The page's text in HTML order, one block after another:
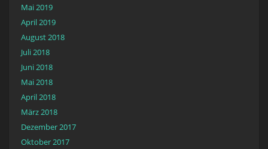
Mai 2019
April 2019
August 2018
Juli 2018
Juni 2018
Mai 2018
April 2018
März 2018
Dezember 2017
Oktober 2017